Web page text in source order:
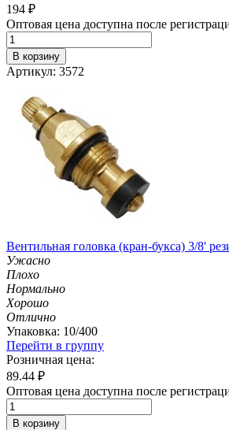
194 ₽
Оптовая цена доступна после
В корзину
Артикул: 3572
Вентильная головка (кран-букса) 3/8'
Ужасно
Плохо
Нормально
Хорошо
Отлично
Упаковка: 10/400
Перейти в группу
Розничная цена:
89.44 ₽
Оптовая цена доступна после
В корзину